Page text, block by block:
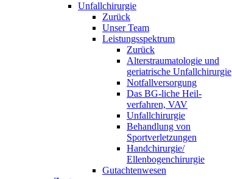
Unfallchirurgie
Zurück
Unser Team
Leistungsspektrum
Zurück
Alterstraumatologie und
geriatrische Unfallchirurgie
Notfallversorgung
Das BG-liche Heil-
verfahren, VAV
Unfallchirurgie
Behandlung von
Sportverletzungen
Handchirurgie/
Ellenbogenchirurgie
Gutachtenwesen